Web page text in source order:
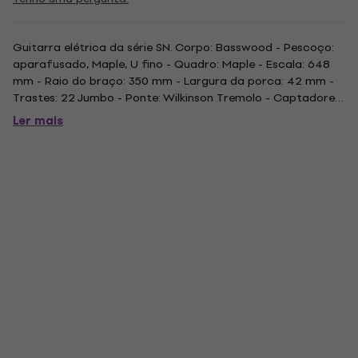
Guitarra elétrica da série SN. Corpo: Basswood - Pescoço:
aparafusado, Maple, U fino - Quadro: Maple - Escala: 648
mm - Raio do braço: 350 mm - Largura da porca: 42 mm -
Trastes: 22 Jumbo - Ponte: Wilkinson Tremolo - Captadores:
ESP LH-120B / ESP Projetado LS-120M / ESP Projetado LS-
120N - Acabamento: Branca de Neve. .
Ler mais